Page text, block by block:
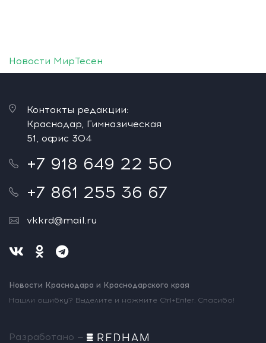
Новости МирТесен
Контакты редакции:
Краснодар, Гимназическая
51, офис 304
+7 918 649 22 50
+7 861 255 36 67
vkkrd@mail.ru
Новости Краснодара и Краснодарского края
Нашли ошибку? Выделите и нажмите Ctrl+Enter. Спасибо!
Разработано —